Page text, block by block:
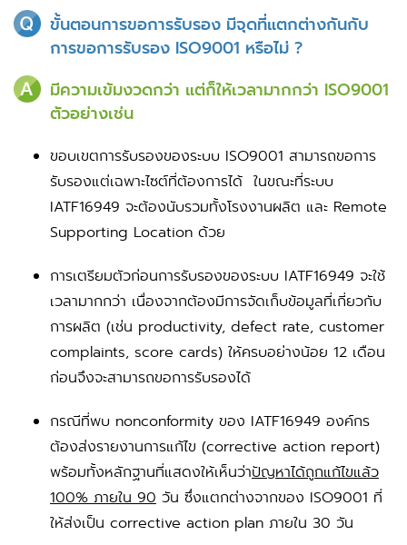
ขั้นตอนการขอการรับรอง มีจุดที่แตกต่างกันกับ
การขอการรับรอง ISO9001 หรือไม่ ?
มีความเข้มงวดกว่า แต่ก็ให้เวลามากกว่า ISO9001
ตัวอย่างเช่น
​​​​​​​​​​​​​​ขอบเขตการรับรองของระบบ ISO9001 สามารถขอการ
รับรองแต่เฉพาะไซต์ที่ต้องการได้ ในขณะที่ระบบ
IATF16949 จะต้องนับรวมทั้งโรงงานผลิต และ Remote
Supporting Location ด้วย
การเตรียมตัวก่อนการรับรองของระบบ IATF16949 จะใช้
เวลามากกว่า เนื่องจากต้องมีการจัดเก็บข้อมูลที่เกี่ยวกับ
การผลิต (เช่น productivity, defect rate, customer
complaints, score cards) ให้ครบอย่างน้อย 12 เดือน
ก่อนจึงจะสามารถขอการรับรองได้
กรณีที่พบ nonconformity ของ IATF16949 องค์กร
ต้องส่งรายงานการแก้ไข (corrective action report)
พร้อมทั้งหลักฐานที่แสดงให้เห็นว่าปัญหาได้ถูกแก้ไขแล้ว
100% ภายใน 90 วัน ซึ่งแตกต่างจากของ ISO9001 ที่
ให้ส่งเป็น corrective action plan ภายใน 30 วัน